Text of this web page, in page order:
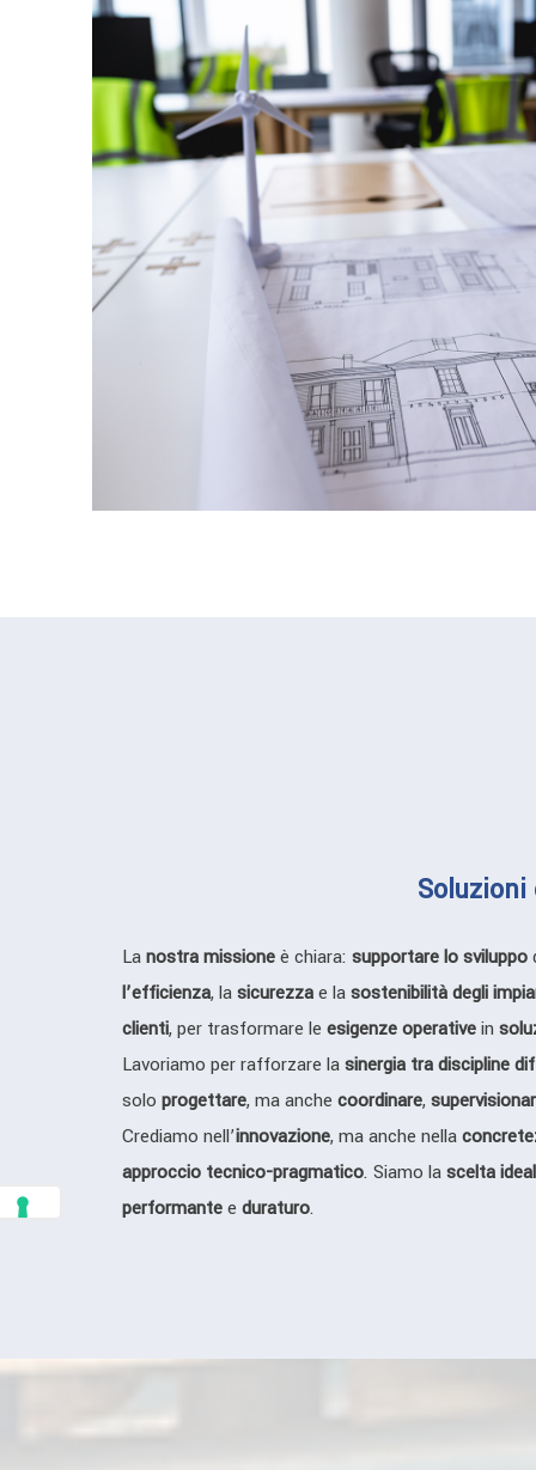
Lanostra missioneè chiara: supportare lo sviluppo
l’efficienza, lasicurezzae lasostenibilità degli
clienti, per trasformare le esigenze operativein
Lavoriamo per rafforzare lasinergia tra discipline
solo progettare, ma anche coordinare,
Crediamo nell’innovazione, ma anche nella
approccio tecnico-pragmatico. Siamo lascelta
performantee duraturo.